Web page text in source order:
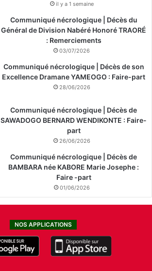
il y a 1 semaine
Communiqué nécrologique | Décès du
Général de Division Nabéré Honoré TRAORÉ
: Remerciements
03/07/2026
Communiqué nécrologique | Décès de son
Excellence Dramane YAMEOGO : Faire-part
28/06/2026
Communiqué nécrologique | Décès de
SAWADOGO BERNARD WENDIKONTE : Faire-
part
26/06/2026
Communiqué nécrologique | Décès de
BAMBARA née KABORE Marie Josephe :
Faire -part
01/06/2026
NOS APPLICATIONS